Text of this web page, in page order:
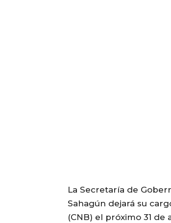
La Secretaría de
Sahagún dejará su
(CNB) el próximo 31 de